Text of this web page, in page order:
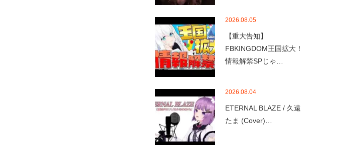
2026.08.05
【重大告知】
FBKINGDOM王国拡大！
情報解禁SPじゃ…
2026.08.04
ETERNAL BLAZE / 久遠
たま (Cover)…